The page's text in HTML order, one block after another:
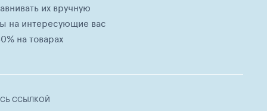
их вручную
на интересующие вас
на товарах
ССЫЛКОЙ